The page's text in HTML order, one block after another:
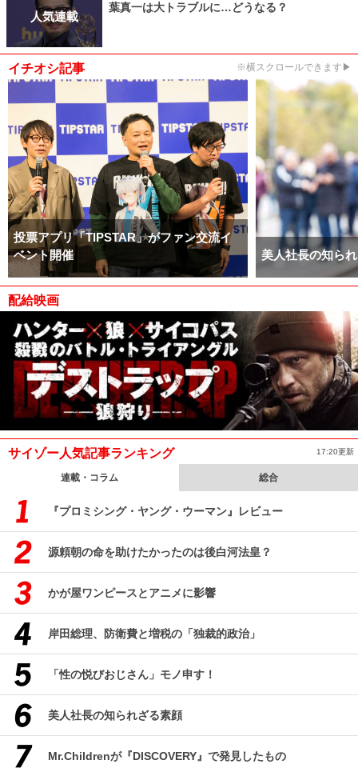
人気連載
葉真一は大トラブルに…どうなる？
イチオシ記事 ※横スクロールできます▶
投票アプリ「TIPSTAR」がファン交流イ
ベント開催
美人社長の知ら
配給映画
サイゾー人気記事ランキング 17:20更新
連載・コラム 総合
『プロミシング・ヤング・ウーマン』レビュー
源頼朝の命を助けたかったのは後白河法皇？
かが屋ワンピースとアニメに影響
岸田総理、防衛費と増税の「独裁的政治」
「性の悦びおじさん」モノ申す！
美人社長の知られざる素顔
Mr.Childrenが『DISCOVERY』で発見したもの